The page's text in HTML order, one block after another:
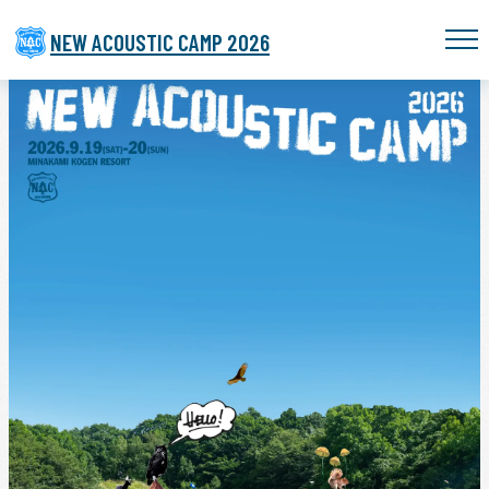
NEW ACOUSTIC CAMP 2026